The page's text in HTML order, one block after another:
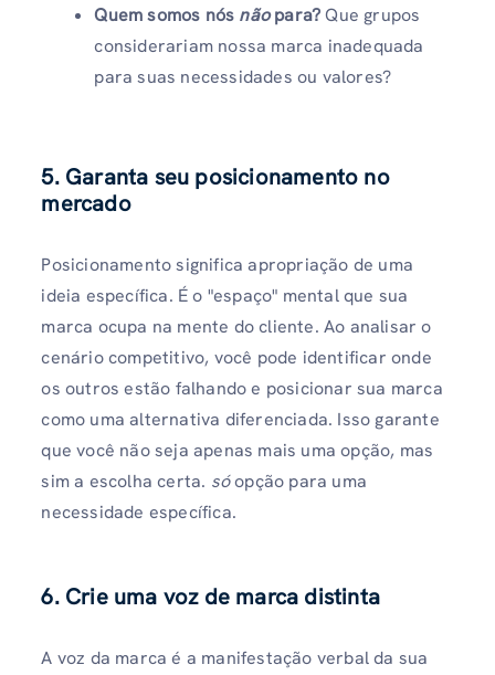
Quem somos nós nãopara?Que grupos
considerariam nossa marca inadequada
para suas necessidades ou valores?
5. Garanta seu posicionamento no
mercado
Posicionamento significa apropriação de uma
ideia específica. É o "espaço" mental que sua
marca ocupa na mente do cliente. Ao analisar o
cenário competitivo, você pode identificar onde
os outros estão falhando e posicionar sua marca
como uma alternativa diferenciada. Isso garante
que você não seja apenas mais uma opção, mas
sim a escolha certa. sóopção para uma
necessidade específica.
6. Crie uma voz de marca distinta
A voz da marca é a manifestação verbal da sua